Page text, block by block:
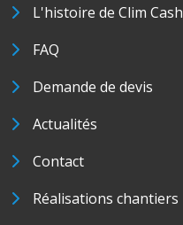
L'histoire de Clim Cash
FAQ
Demande de devis
Actualités
Contact
Réalisations chantiers